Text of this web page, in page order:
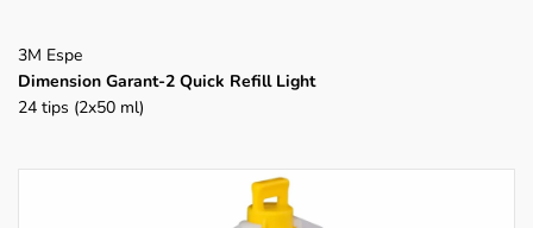
3M Espe
Dimension Garant-2 Quick Refill Light
24 tips (2x50 ml)